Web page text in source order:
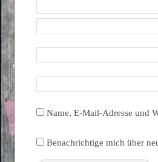
Name, E-Mail-Adresse und
Benachrichtige mich über